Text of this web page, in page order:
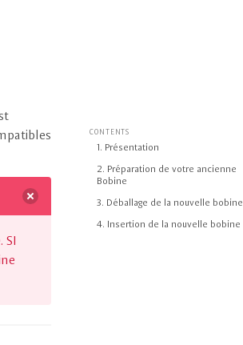
SI
CONTENTS
1. Présentation
2. Préparation de votre ancienne
Bobine
3. Déballage de la nouvelle bobine
4. Insertion de la nouvelle bobine